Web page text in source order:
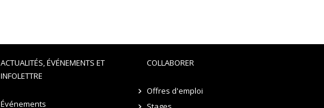
ACTUALITÉS, ÉVÉNEMENTS ET
INFOLETTRE
Événements
COLLABORER
Offres d'emploi